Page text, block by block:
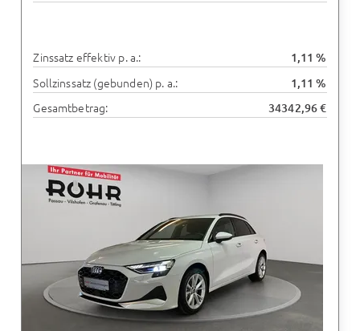
Zinssatz effektiv p. a.: 1,11 %
Sollzinssatz (gebunden) p. a.: 1,11 %
Gesamtbetrag: 34342,96 €